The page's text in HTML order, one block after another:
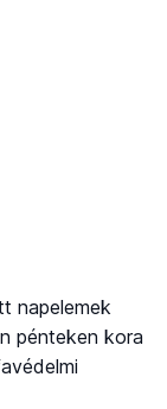
napelemek
pénteken kora